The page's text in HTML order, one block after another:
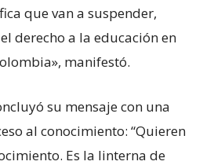
que van a suspender,
derecho a la educación en
manifestó.
su mensaje con una
al conocimiento: “Quieren
Es la linterna de